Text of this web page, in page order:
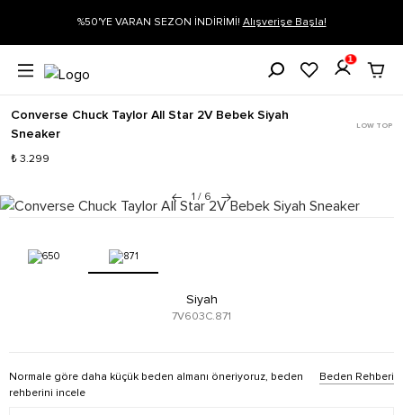
Alışverişe Başla! Siparişin 1-3 iş günü içerisinde
1
Converse Chuck Taylor All Star 2V Bebek Siyah
Sneaker
LOW TOP
₺ 3.299
1 / 6
Siyah
7V603C.871
Normale göre daha küçük beden almanı öneriyoruz, beden
rehberini incele
Beden Rehberi